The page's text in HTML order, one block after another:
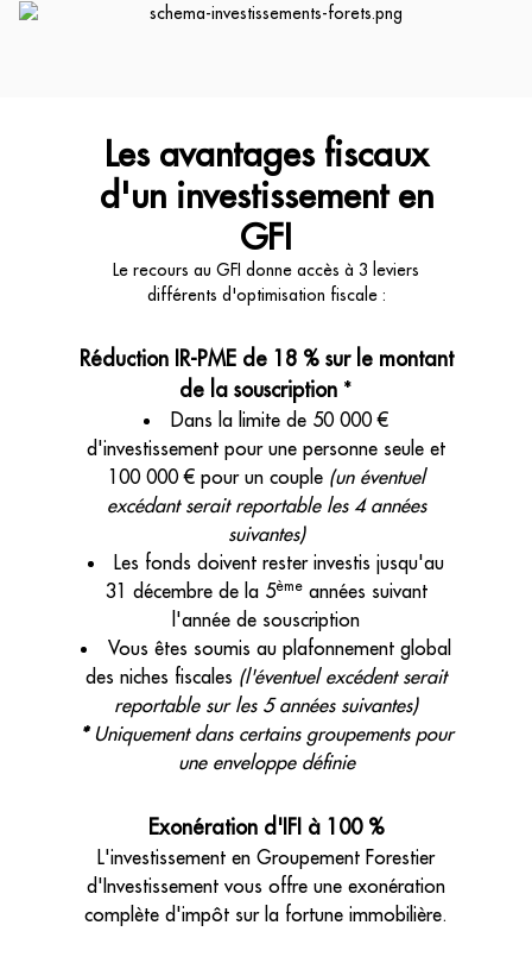
Les avantages fiscaux
d'un investissement en
GFI
Le recours au GFI donne accès à 3 leviers
différents d'optimisation fiscale :
Réduction IR-PME de 18 % sur le montant
de la souscription *
Dans la limite de 50 000 €
d'investissement pour une personne seule et
100 000 € pour un couple (un éventuel
excédant serait reportable les 4 années
suivantes)
Les fonds doivent rester investis jusqu'au
31 décembre de la 5èmeannées suivant
l'année de souscription
Vous êtes soumis au plafonnement global
des niches fiscales (l'éventuel excédent serait
reportable sur les 5 années suivantes)
*Uniquement dans certains groupements pour
une enveloppe définie
Exonération d'IFI à 100 %
L'investissement en Groupement Forestier
d'Investissement vous offre une exonération
complète d'impôt sur la fortune immobilière.